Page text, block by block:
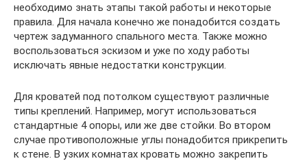
необходимо знать этапы такой работы и некоторые
правила. Для начала конечно же понадобится создать
чертеж задуманного спального места. Также можно
воспользоваться эскизом и уже по ходу работы
исключать явные недостатки конструкции.
Для кроватей под потолком существуют различные
типы креплений. Например, могут использоваться
стандартные 4 опоры, или же две стойки. Во втором
случае противоположные углы понадобится прикрепить
к стене. В узких комнатах кровать можно закрепить